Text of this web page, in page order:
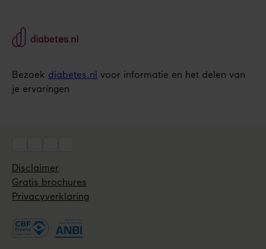
Utils
Disclaimer
Gratis brochures
Privacyverklaring
Bezoek diabetes.nl
voor informatie en het delen van
je ervaringen